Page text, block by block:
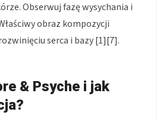
Obserwuj fazę wysychania i
obraz kompozycji
serca i bazy [1][7].
& Psyche i jak